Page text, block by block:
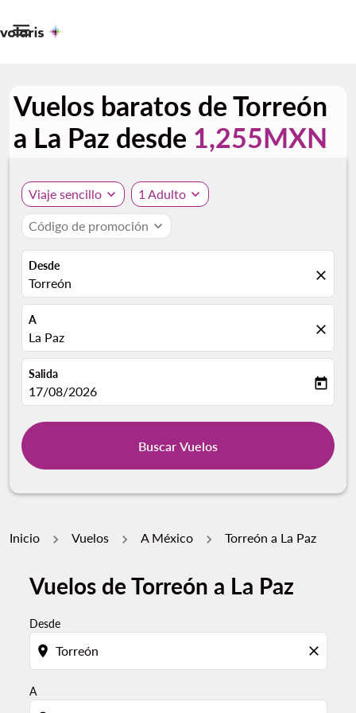

Vuelos baratos de Torreón
a La Paz desde 1,255MXN
Viaje sencillo expand_more 1 Adulto expand_more
Código de promoción expand_more
Desde
Torreón close
A
La Paz close
Salida
fc-booking-departure-date-aria-label
17/08/2026 today
Buscar Vuelos
Inicio Vuelos A México Torreón a La Paz
Vuelos de Torreón a La Paz
Desde
location_on close
A